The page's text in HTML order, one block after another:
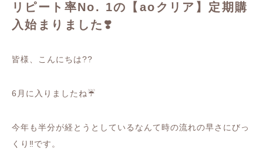
リピート率No. 1の【aoクリア】定期購
入始まりました❣️
皆様、こんにちは??
6 月に入りましたね☔️
今年も半分が経とうとしているなんて時の流れの早さにびっ
くり ‼️です。